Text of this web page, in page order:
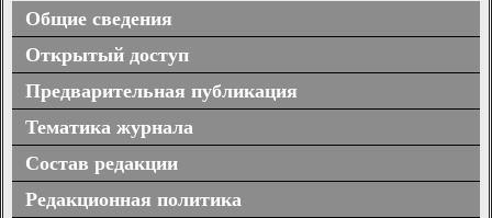
Общие сведения
Открытый доступ
Предварительная публикация
Тематика журнала
Состав редакции
Редакционная политика